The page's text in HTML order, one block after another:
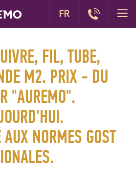
FIL, TUBE,
M2. PRIX - DU
"AUREMO".
NORMES GOST
FR